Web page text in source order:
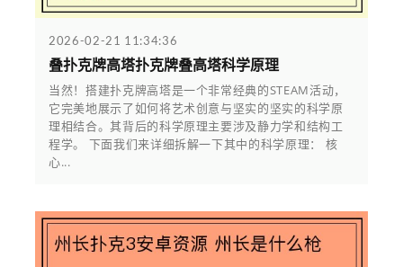
2026-02-21 11:34:36
叠扑克牌高塔扑克牌叠高塔科学原理
当然！搭建扑克牌高塔是一个非常经典的STEAM活动，
它完美地展示了如何将艺术创意与坚实的坚实的科学原
理相结合。其背后的科学原理主要涉及静力学和结构工
程学。 下面我们来详细拆解一下其中的科学原理： 核
心...